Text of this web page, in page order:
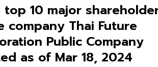
10 major
company Thai Future
Public Company
as of Mar 18, 2024